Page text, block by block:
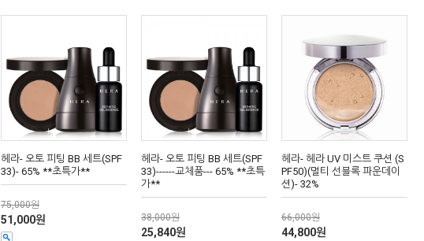
헤라- 오토 피팅 BB 세트(SPF
33)- 65% **초특가**
75,000원
51,000원
헤라- 오토 피팅 BB 세트(SPF
33)------교체품--- 65% **초특
가**
38,000원
25,840원
헤라- 헤라 UV 미스트 쿠션 (S
PF50)(멀티 선블록 파운데이
션)- 32%
66,000원
44,800원